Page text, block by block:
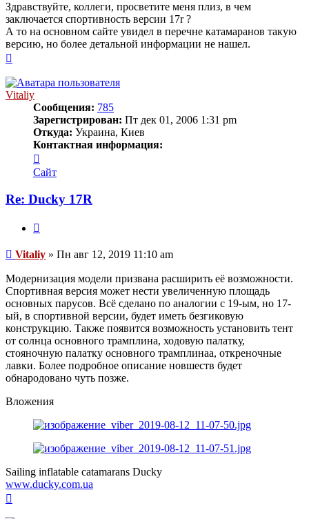
Здравствуйте, коллеги, просветите меня плиз, в чем
заключается спортивность версии 17r ?
А то на основном сайте увидел в перечне катамаранов такую
версию, но более детальной информации не нашел.
началу
Vitaliy
Сообщения: 785
Зарегистрирован: Пт дек 01, 2006 1:31 pm
Откуда: Украина, Киев
Контактная информация:
информация
пользователя
Vitaliy
Сайт
Re: Ducky 17R
Сообщение
Vitaliy » Пн авг 12, 2019 11:10 am
Модернизация модели призвана расширить её возможности.
Спортивная версия может нести увеличенную площадь
основных парусов. Всё сделано по аналогии с 19-ым, но 17-
ый, в спортивной версии, будет иметь безгиковую
конструкцию. Также появится возможность установить тент
от солнца основного трамплина, ходовую палатку,
стояночную палатку основного трамплинаа, откреночные
лавки. Более подробное описание новшеств будет
обнародовано чуть позже.
Вложения
Sailing inflatable catamarans Ducky
www.ducky.com.ua